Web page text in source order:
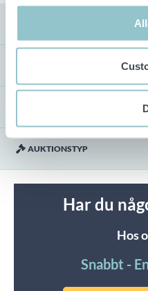
AUKTIONSTYP
Har du
Hos
Snabbt -